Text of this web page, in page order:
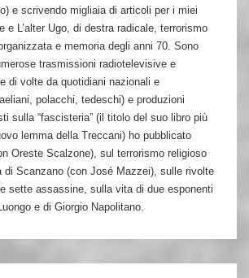
e scrivendo migliaia di articoli per i miei
e L’alter Ugo, di destra radicale, terrorismo
e memoria degli anni 70. Sono
trasmissioni radiotelevisive e
di volte da quotidiani nazionali e
polacchi, tedeschi) e produzioni
sulla “fascisteria” (il titolo del suo libro più
lemma della Treccani) ho pubblicato
Oreste Scalzone), sul terrorismo religioso
di Scanzano (con José Mazzei), sulle rivolte
sette assassine, sulla vita di due esponenti
e di Giorgio Napolitano.